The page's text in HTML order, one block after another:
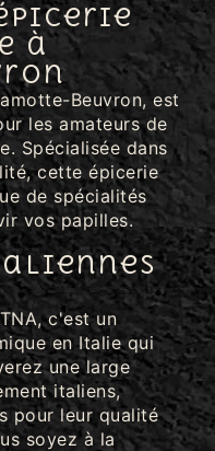
à
Beuvron, est
les amateurs de
Spécialisée dans
cette épicerie
de spécialités
vos papilles.
c'est un
en Italie qui
une large
italiens,
pour leur qualité
soyez à la